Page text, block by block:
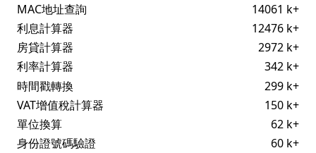
MAC地址查詢
14061 k+
利息計算器
12476 k+
房貸計算器
2972 k+
利率計算器
342 k+
時間戳轉換
299 k+
VAT增值稅計算器
150 k+
單位換算
62 k+
身份證號碼驗證
60 k+